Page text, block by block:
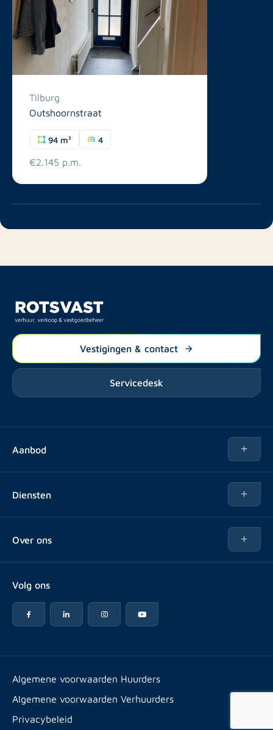
Tilburg
Outshoornstraat
94 m² 4
€2.145 p.m.
Vestigingen & contact
Servicedesk
Aanbod
Diensten
Vastgoedbeheer
Advies
Expats
Energielabel
Over ons
Veelgestelde vragen
Reviews
Artikelen
Volg ons
Algemene voorwaarden Huurders
Algemene voorwaarden Verhuurders
Privacybeleid